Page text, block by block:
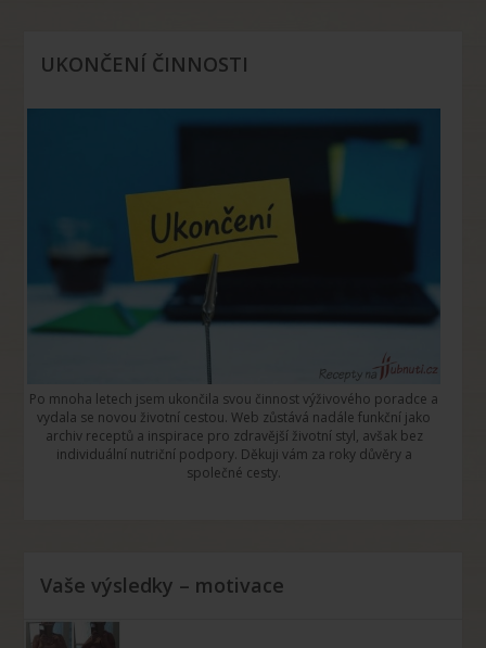
UKONČENÍ ČINNOSTI
Po mnoha letech jsem ukončila svou činnost výživového poradce a
vydala se novou životní cestou. Web zůstává nadále funkční jako
archiv receptů a inspirace pro zdravější životní styl, avšak bez
individuální nutriční podpory. Děkuji vám za roky důvěry a
společné cesty.
Vaše výsledky – motivace